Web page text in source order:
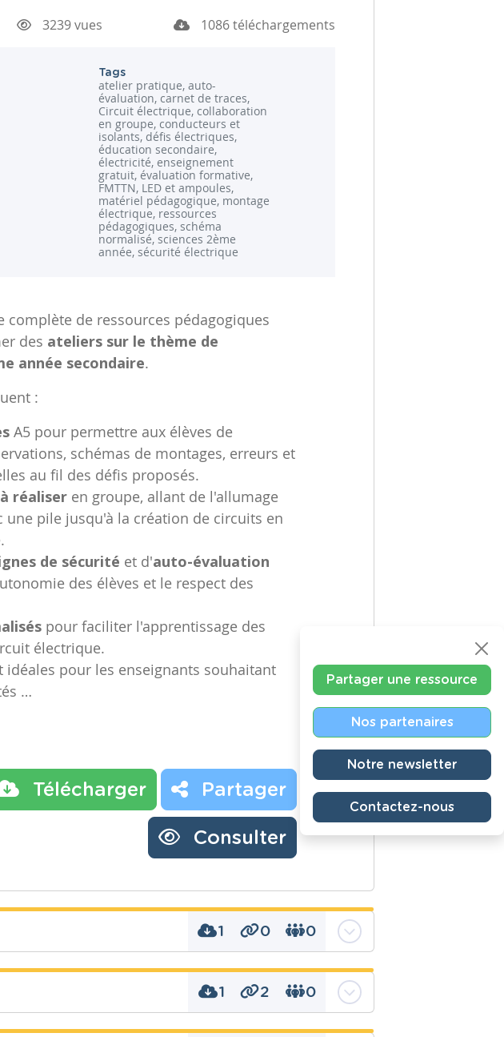
3239 vues 1086 téléchargements
Tags
atelier pratique, auto-
évaluation, carnet de traces,
Circuit électrique, collaboration
en groupe, conducteurs et
isolants, défis électriques,
éducation secondaire,
électricité, enseignement
gratuit, évaluation formative,
FMTTN, LED et ampoules,
matériel pédagogique, montage
électrique, ressources
pédagogiques, schéma
normalisé, sciences 2ème
année, sécurité électrique
complète de ressources pédagogiques
des ateliers sur le thème de
année secondaire.
:
A5 pour permettre aux élèves de
schémas de montages, erreurs et
au fil des défis proposés.
réaliser en groupe, allant de l'allumage
une pile jusqu'à la création de circuits en
de sécurité et d'auto-évaluation
des élèves et le respect des
pour faciliter l'apprentissage des
électrique.
idéales pour les enseignants souhaitant
…
Télécharger Partager
Consulter
1 0 0
1 2 0
Partager une ressource
Nos partenaires
Notre newsletter
Contactez-nous